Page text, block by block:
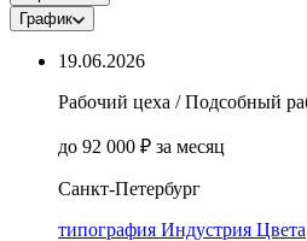
График
19.06.2026
Рабочий цеха / Подсобный
до 92 000 ₽ за месяц
Санкт-Петербург
типография Индустрия Цвета